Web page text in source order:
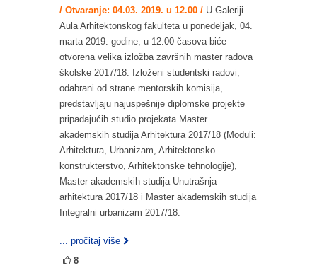
/ Otvaranje: 04.03. 2019. u 12.00 / U Galeriji
Aula Arhitektonskog fakulteta u ponedeljak, 04.
marta 2019. godine, u 12.00 časova biće
otvorena velika izložba završnih master radova
školske 2017/18. Izloženi studentski radovi,
odabrani od strane mentorskih komisija,
predstavljaju najuspešnije diplomske projekte
pripadajućih studio projekata Master
akademskih studija Arhitektura 2017/18 (Moduli:
Arhitektura, Urbanizam, Arhitektonsko
konstrukterstvo, Arhitektonske tehnologije),
Master akademskih studija Unutrašnja
arhitektura 2017/18 i Master akademskih studija
Integralni urbanizam 2017/18.
... pročitaj više
8